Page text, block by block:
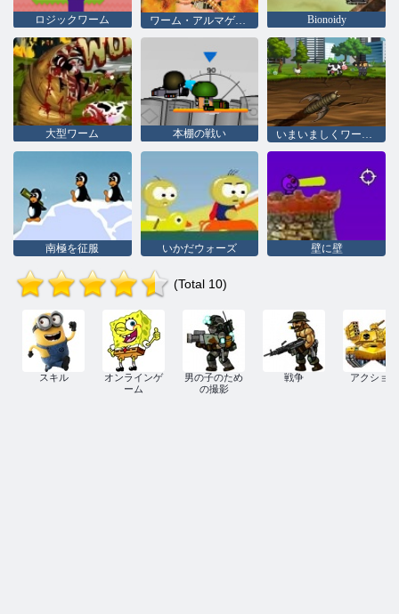
ロジックワーム ワーム・アルマゲドン Bionoidy
大型ワーム 本棚の戦い いまいましくワーム2
南極を征服 いかだウォーズ 壁に壁
(Total 10)
スキル
オンラインゲ
ーム
男の子のため
の撮影
戦争 アクション